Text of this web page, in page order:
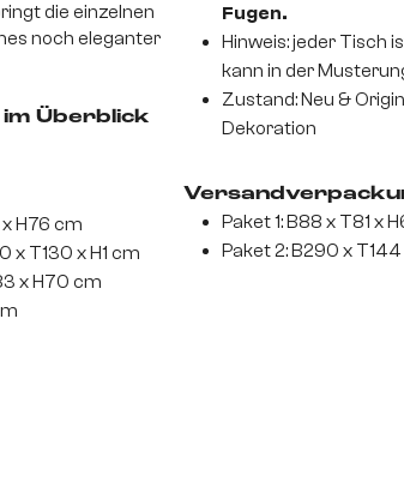
die einzelnen
noch eleganter
Überblick
H76 cm
x T130 x H1 cm
x H70 cm
Fugen.
Hinweis: jeder Tisch
kann in der
Zustand: Neu &
Dekoration
Paket 1: B88 x T81 x
Paket 2: B290 x T144